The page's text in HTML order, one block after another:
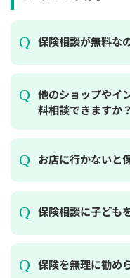
保険相談が無料な
他のショップやイ
料相談できますか？
お店に行かないと
保険相談に子ども
保険を無理に勧め